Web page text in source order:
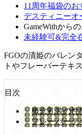
11周年福袋のお
デスティニーオ
GameWithから
未経験可&完全
FGOの清姫のバレン
トやフレーバーテキ
目次
概念礼装の性
フレーバーテ